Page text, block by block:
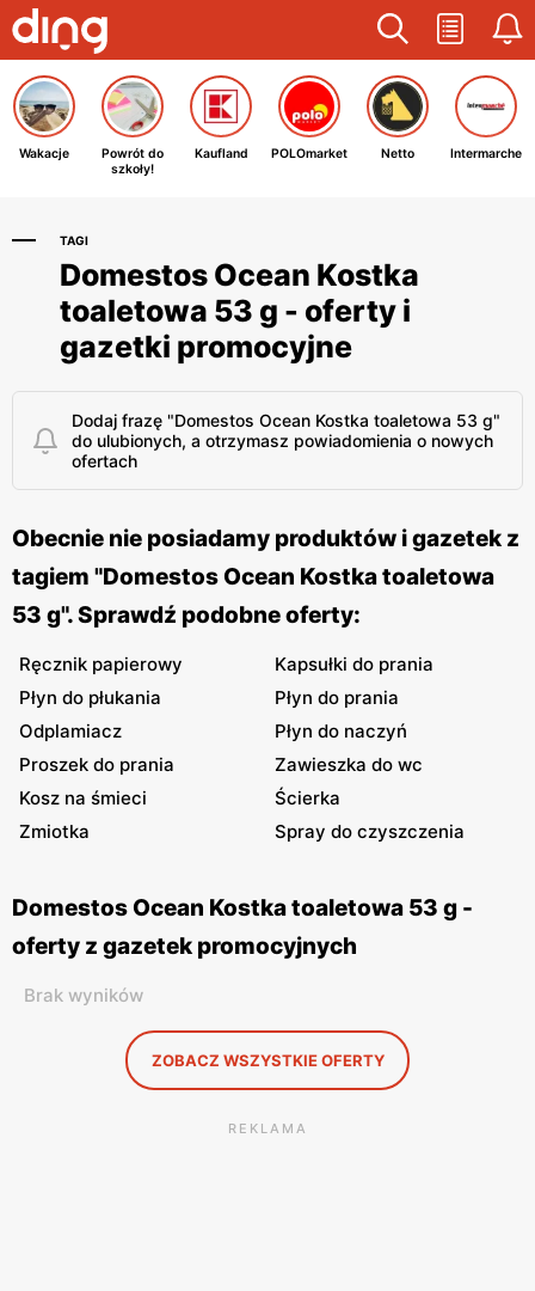
Wakacje
Powrót do
szkoły!
Kaufland POLOmarket Netto Intermarche
TAGI
Domestos Ocean Kostka
toaletowa 53 g - oferty i
gazetki promocyjne
Dodaj frazę "Domestos Ocean Kostka toaletowa 53 g"
do ulubionych, a otrzymasz powiadomienia o nowych
ofertach
Obecnie nie posiadamy produktów i gazetek z
tagiem "Domestos Ocean Kostka toaletowa
53 g". Sprawdź podobne oferty:
Ręcznik papierowy
Kapsułki do prania
Płyn do płukania
Płyn do prania
Odplamiacz
Płyn do naczyń
Proszek do prania
Zawieszka do wc
Kosz na śmieci
Ścierka
Zmiotka
Spray do czyszczenia
Domestos Ocean Kostka toaletowa 53 g -
oferty z gazetek promocyjnych
Brak wyników
ZOBACZ WSZYSTKIE OFERTY
REKLAMA